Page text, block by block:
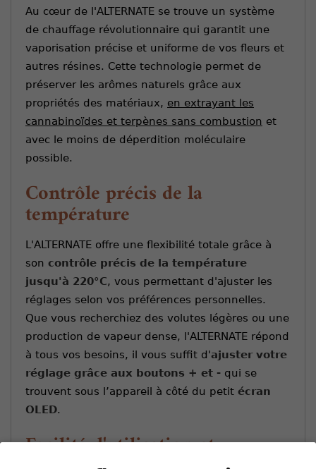
Au cœur de l'ALTERNATE se trouve un système
de chauffage révolutionnaire qui garantit une
vaporisation précise et uniforme de vos fleurs et
autres résines. Cette technologie permet de
préserver les arômes naturels grâce aux
propriétés des matériaux, en extrayant les
cannabinoïdes et terpènes sans combustion et
avec le moins de déperdition moléculaire
possible.
Contrôle précis de la
température
L'ALTERNATE offre une flexibilité totale grâce à
son contrôle précis de la température
jusqu'à 220°C, vous permettant d'ajuster les
réglages selon vos préférences personnelles.
Que vous recherchiez des volutes légères ou une
production de vapeur dense, l'ALTERNATE répond
à tous vos besoins, il vous suffit d'ajuster votre
réglage grâce aux boutons + et - qui se
trouvent sous l’appareil à côté du petit écran
OLED.
Facilité d'utilisation et